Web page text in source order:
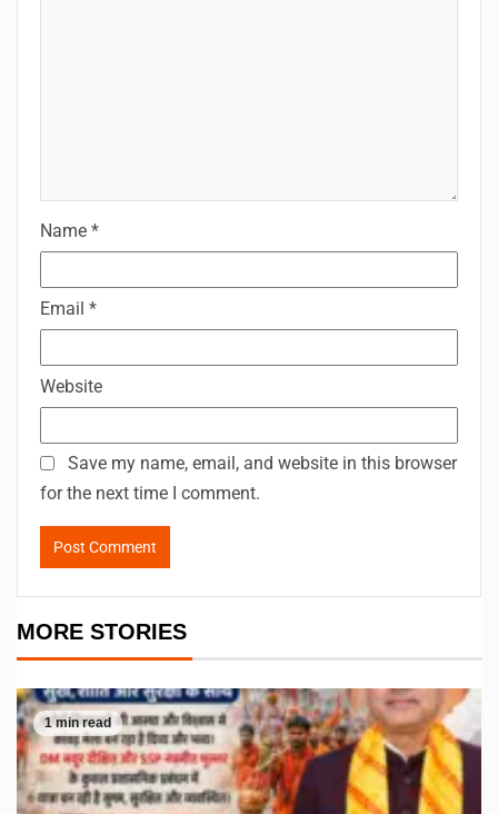
Name *
Email *
Website
Save my name, email, and website in this browser
for the next time I comment.
MORE STORIES
1 min read